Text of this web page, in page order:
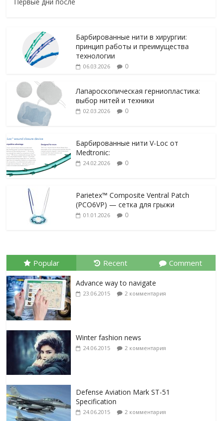
Барбированные нити в хирургии:
принцип работы и преимущества
технологии
06.03.2026 0
Лапароскопическая герниопластика:
выбор нитей и техники
02.03.2026 0
Барбированные нити V-Loc от
Medtronic:
24.02.2026 0
Parietex™ Composite Ventral Patch
(PCO6VP) — сетка для грыжи
01.01.2026 0
Popular Recent Comment
Advance way to navigate
23.06.2015 2 комментария
Winter fashion news
24.06.2015 2 комментария
Defense Aviation Mark ST-51
Specification
24.06.2015 2 комментария